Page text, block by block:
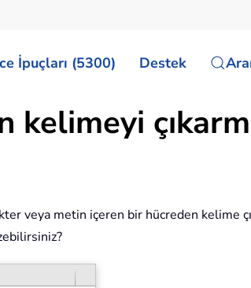
İpuçları (5300) Destek
kelimeyi
veya metin içeren bir hücreden kelime